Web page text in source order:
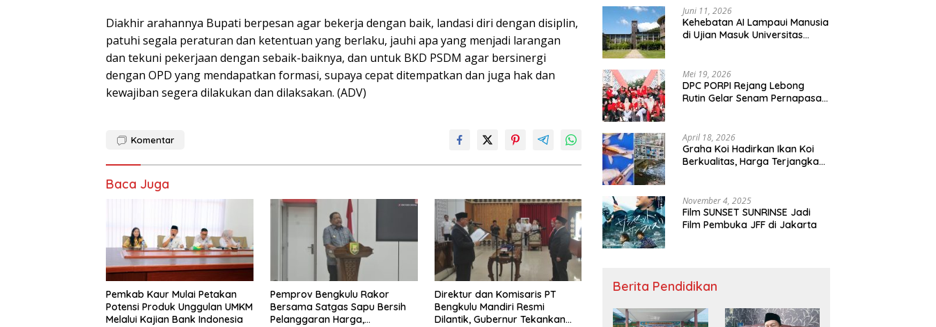
Diakhir arahannya Bupati berpesan agar bekerja dengan baik, landasi diri dengan disiplin,
patuhi segala peraturan dan ketentuan yang berlaku, jauhi apa yang menjadi larangan
dan tekuni pekerjaan dengan sebaik-baiknya, dan untuk BKD PSDM agar bersinergi
dengan OPD yang mendapatkan formasi, supaya cepat ditempatkan dan juga hak dan
kewajiban segera dilakukan dan dilaksakan. (ADV)
Komentar
Baca Juga
Pemkab Kaur Mulai Petakan
Potensi Produk Unggulan UMKM
Melalui Kajian Bank Indonesia
Pemprov Bengkulu Rakor
Bersama Satgas Sapu Bersih
Pelanggaran Harga,
Direktur dan Komisaris PT
Bengkulu Mandiri Resmi
Dilantik, Gubernur Tekankan
Juni 11, 2026
Kehebatan AI Lampaui Manusia
di Ujian Masuk Universitas
Mei 19, 2026
DPC PORPI Rejang Lebong
Rutin Gelar Senam Pernapasan
April 18, 2026
Graha Koi Hadirkan Ikan Koi
Berkualitas, Harga Terjangkau
November 4, 2025
Film SUNSET SUNRINSE Jadi
Film Pembuka JFF di Jakarta
Berita Pendidikan